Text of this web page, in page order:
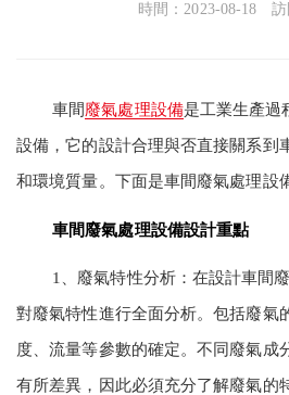
時間：2023-08-18 訪
車間廢氣處理設備是工業生產過
設備，它的設計合理與否直接關系到
和環境質量。下面是車間廢氣處理設
車間廢氣處理設備設計重點
1、廢氣特性分析：在設計車間
對廢氣特性進行全面分析。包括廢氣
度、流量等參數的確定。不同廢氣成
有所差異，因此必須充分了解廢氣的